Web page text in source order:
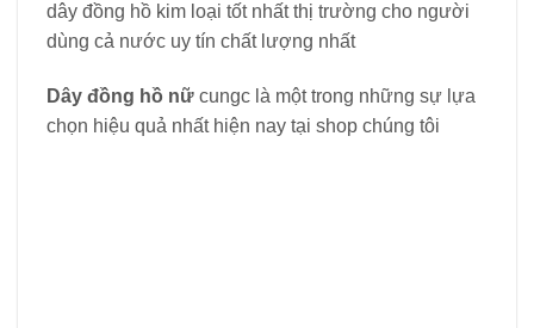
dây đồng hồ kim loại tốt nhất thị trường cho người
dùng cả nước uy tín chất lượng nhất
Dây đồng hồ nữ cungc là một trong những sự lựa
chọn hiệu quả nhất hiện nay tại shop chúng tôi